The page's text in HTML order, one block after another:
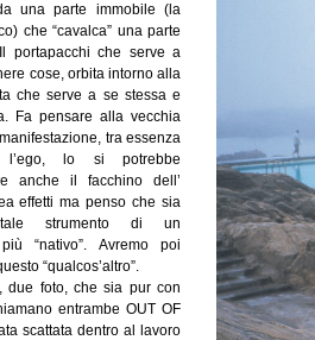
una parte immobile (la
che “cavalca” una parte
portapacchi che serve a
cose, orbita intorno alla
che serve a se stessa e
Fa pensare alla vecchia
tra essenza
l’ego, lo si potrebbe
anche il facchino dell’
effetti ma penso che sia
strumento di un
più “nativo”. Avremo poi
“qualcos’altro”.
due foto, che sia pur con
entrambe OUT OF
scattata dentro al lavoro